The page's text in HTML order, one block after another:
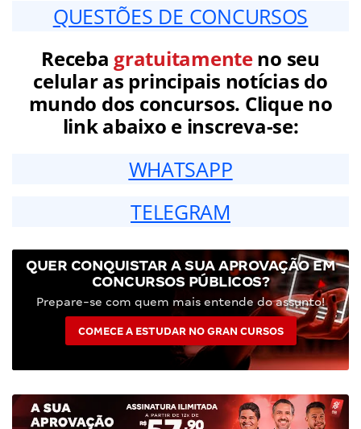
QUESTÕES DE CONCURSOS
Receba gratuitamenteno seu
celular as principais notícias do
mundo dos concursos. Clique no
link abaixo e inscreva-se:
WHATSAPP
TELEGRAM
QUER CONQUISTAR A SUA APROVAÇÃO EM
CONCURSOS PÚBLICOS?
Prepare-se com quem mais entende do assunto!
COMECE A ESTUDAR NO GRAN CURSOS